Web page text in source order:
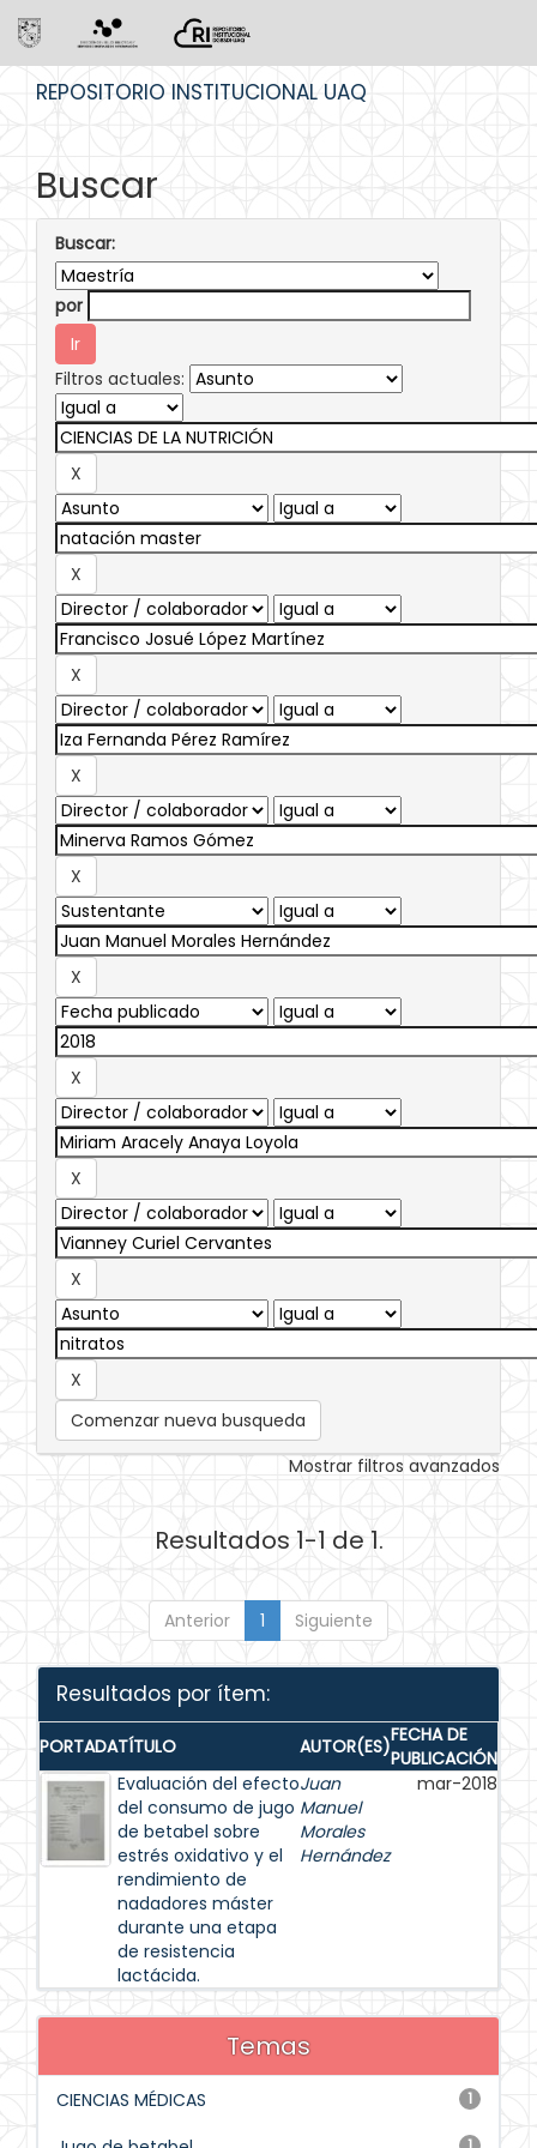
REPOSITORIO INSTITUCIONAL UAQ
Buscar
Buscar:
por
Filtros actuales:
Comenzar nueva busqueda
Mostrar filtros avanzados
Resultados 1-1 de 1.
Anterior 1 Siguiente
Resultados por ítem:
PORTADATÍTULO AUTOR(ES)FECHA DE
PUBLICACIÓN
Evaluación del efecto
del consumo de jugo
de betabel sobre
estrés oxidativo y el
rendimiento de
nadadores máster
durante una etapa
de resistencia
lactácida.
Juan
Manuel
Morales
Hernández
mar-2018
Temas
1
CIENCIAS MÉDICAS